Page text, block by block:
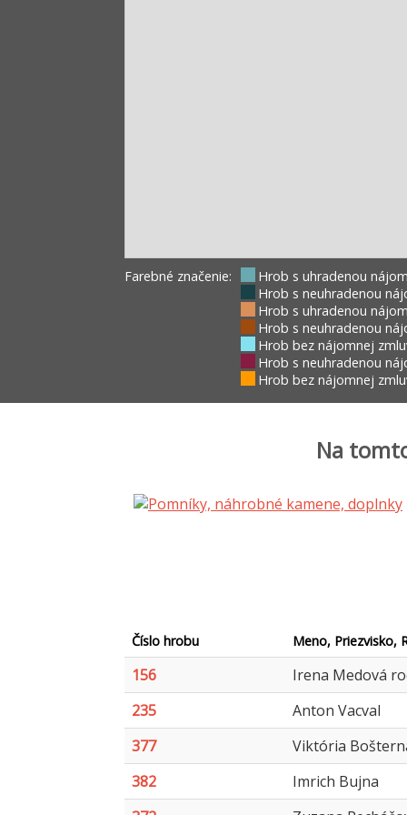
Farebné značenie:
Hrob s uhradenou
Hrob s neuhradenou
Hrob s uhradenou
Hrob s neuhradenou
Hrob bez nájomnej
Hrob s neuhradenou
Hrob bez nájomnej
Na
Číslo hrobu Meno, Priezvisko,
156
Irena Medová
235
Anton Vacval
377
Viktória
382
Imrich Bujna